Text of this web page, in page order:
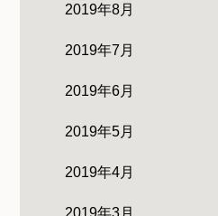
2019年8月
2019年7月
2019年6月
2019年5月
2019年4月
2019年3月